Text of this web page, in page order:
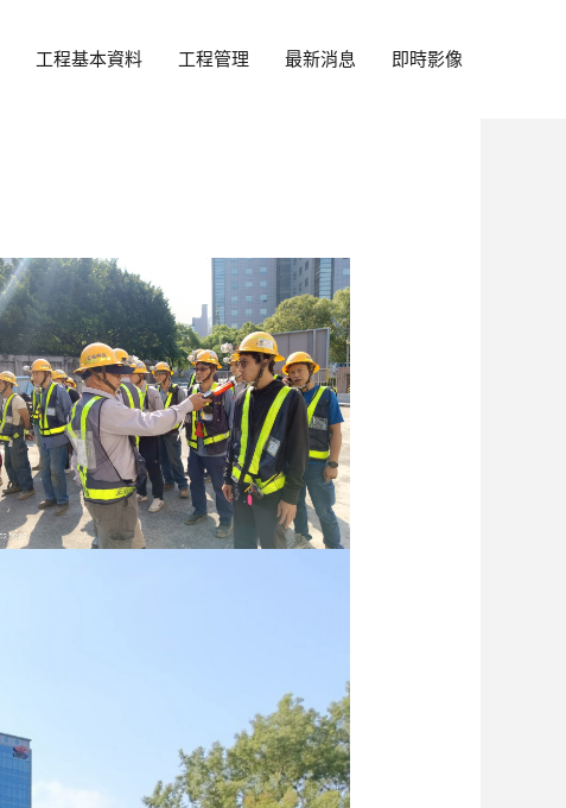
工程基本資料 工程管理 最新消息 即時影像